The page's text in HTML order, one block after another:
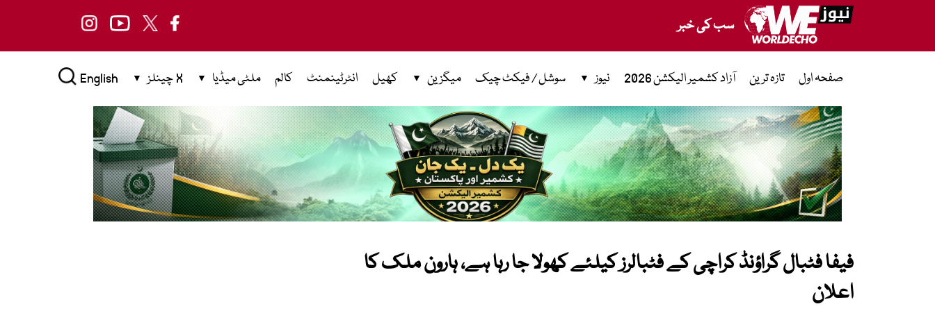
سب کی خبر
صفحہ اول تازہ ترین آزاد کشمیر الیکشن 2026 نیوز سوشل / فیکٹ چیک میگزین کھیل انٹرٹینمنٹ کالم ملٹی میڈیا X چینلز English
فیفا فٹبال گراؤنڈ کراچی کے فٹبالرز کیلئے کھولا جا رہا ہے، ہارون ملک کا
اعلان